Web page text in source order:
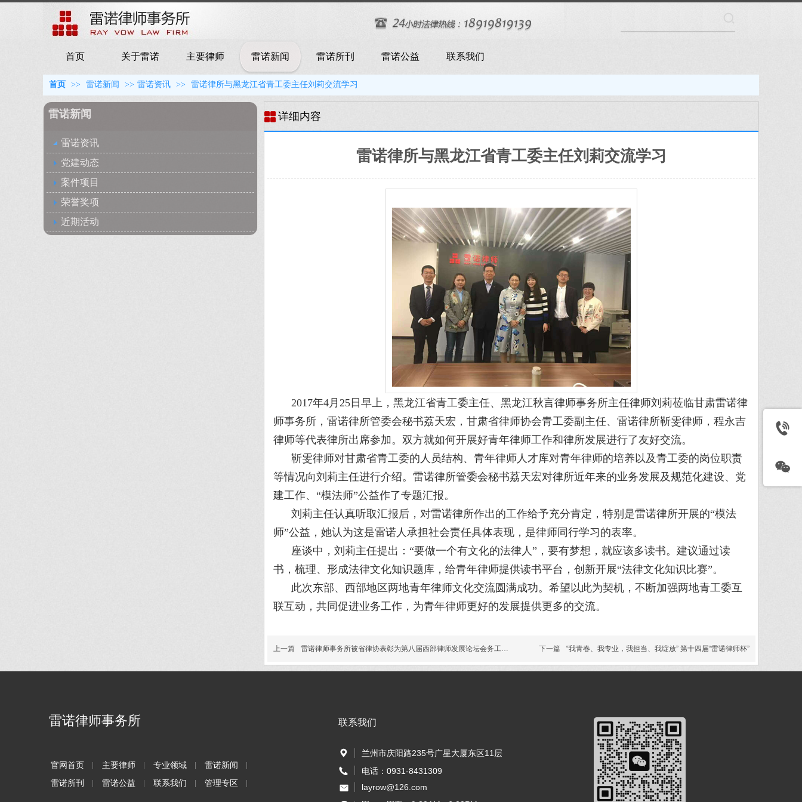
首页 关于雷诺 主要律师 雷诺新闻 雷诺所刊 雷诺公益 联系我们
首页 >> 雷诺新闻 >> 雷诺资讯 >> 雷诺律所与黑龙江省青工委主任刘莉交流学习
雷诺新闻
雷诺资讯
党建动态
案件项目
荣誉奖项
近期活动
详细内容
雷诺律所与黑龙江省青工委主任刘莉交流学习
2017年4月25日早上，黑龙江省青工委主任、黑龙江秋言律师事务所主任律师刘莉莅临甘肃雷诺律
师事务所，雷诺律所管委会秘书荔天宏，甘肃省律师协会青工委副主任、雷诺律所靳雯律师，程永吉
律师等代表律所出席参加。双方就如何开展好青年律师工作和律所发展进行了友好交流。
靳雯律师对甘肃省青工委的人员结构、青年律师人才库对青年律师的培养以及青工委的岗位职责
等情况向刘莉主任进行介绍。雷诺律所管委会秘书荔天宏对律所近年来的业务发展及规范化建设、党
建工作、“模法师”公益作了专题汇报。
刘莉主任认真听取汇报后，对雷诺律所作出的工作给予充分肯定，特别是雷诺律所开展的“模法
师”公益，她认为这是雷诺人承担社会责任具体表现，是律师同行学习的表率。
座谈中，刘莉主任提出：“要做一个有文化的法律人”，要有梦想，就应该多读书。建议通过读
书，梳理、形成法律文化知识题库，给青年律师提供读书平台，创新开展“法律文化知识比赛”。
此次东部、西部地区两地青年律师文化交流圆满成功。希望以此为契机，不断加强两地青工委互
联互动，共同促进业务工作，为青年律师更好的发展提供更多的交流。
上一篇 雷诺律师事务所被省律协表彰为第八届西部律师发展论坛会务工作先 下一篇 “我青春、我专业，我担当、我绽放” 第十四届“雷诺律师杯”
官网首页 主要律师 专业领域
雷诺新闻
雷诺所刊
雷诺公益 联系我们 管理专区
雷诺律师事务所 联系我们
兰州市庆阳路235号广星大厦东区11层
电话：0931-8431309
layrow@126.com